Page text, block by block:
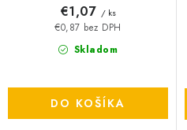
Skladom
€0,87 bez DPH
€1,07 / ks
DO KOŠÍKA